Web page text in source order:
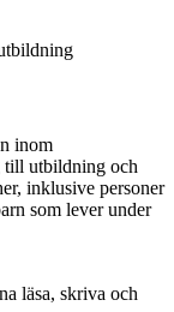
inom
till utbildning och
inklusive personer
som lever under